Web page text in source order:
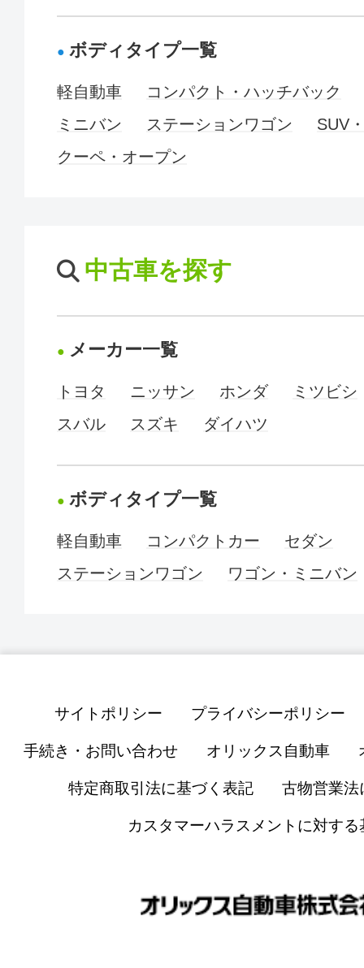
ボディタイプ一覧
軽自動車
コンパクト・ハッチバック
ミニバン
ステーションワゴン
SUV
クーペ・オープン
中古車を探す
メーカー一覧
トヨタ ニッサン ホンダ
ミツビシ
スバル
スズキ ダイハツ
ボディタイプ一覧
軽自動車 コンパクトカー
セダン
ステーションワゴン
ワゴン・ミニバン
サイトポリシー プライバシーポリシー
手続き・お問い合わせ オリックス自動車
特定商取引法に基づく表記 古物営業法
カスタマーハラスメントに対する